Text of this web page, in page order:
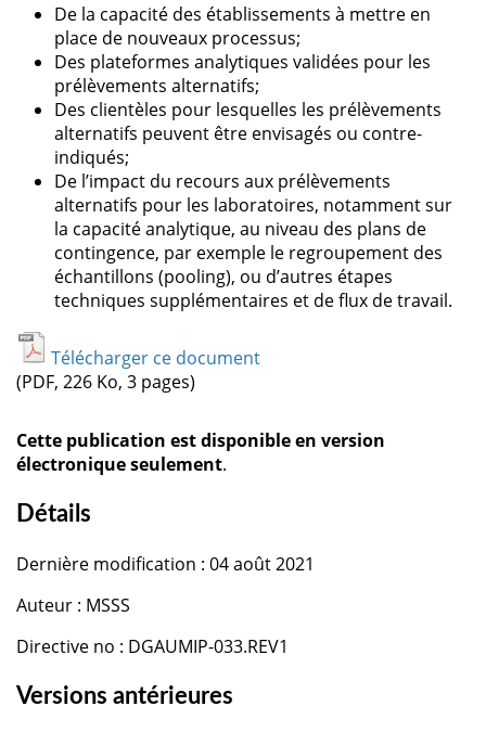
De la capacité des établissements à mettre en
place de nouveaux processus;
Des plateformes analytiques validées pour les
prélèvements alternatifs;
Des clientèles pour lesquelles les prélèvements
alternatifs peuvent être envisagés ou contre-
indiqués;
De l’impact du recours aux prélèvements
alternatifs pour les laboratoires, notamment sur
la capacité analytique, au niveau des plans de
contingence, par exemple le regroupement des
échantillons (pooling), ou d’autres étapes
techniques supplémentaires et de flux de travail.
Télécharger ce document
(PDF, 226 Ko, 3 pages)
Cette publication est disponible en version
électronique seulement.
Détails
Dernière modification : 04 août 2021
Auteur : MSSS
Directive no : DGAUMIP-033.REV1
Versions antérieures